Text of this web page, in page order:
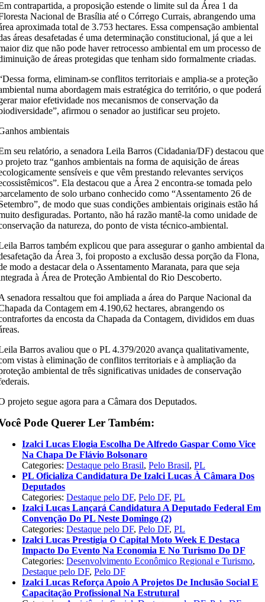
contrapartida, a proposição estende o limite sul da Área 1 da
Nacional de Brasília até o Córrego Currais, abrangendo uma
aproximada total de 3.753 hectares. Essa compensação ambiental
áreas desafetadas é uma determinação constitucional, já que a lei
diz que não pode haver retrocesso ambiental em um processo de
de áreas protegidas que tenham sido formalmente criadas.
forma, eliminam-se conflitos territoriais e amplia-se a proteção
numa abordagem mais estratégica do território, o que poderá
maior efetividade nos mecanismos de conservação da
afirmou o senador ao justificar seu projeto.
ambientais
seu relatório, a senadora Leila Barros (Cidadania/DF) destacou que
projeto traz “ganhos ambientais na forma de aquisição de áreas
sensíveis e que vêm prestando relevantes serviços
Ela destacou que a Área 2 encontra-se tomada pelo
de solo urbano conhecido como “Assentamento 26 de
de modo que suas condições ambientais originais estão há
desfiguradas. Portanto, não há razão mantê-la como unidade de
da natureza, do ponto de vista técnico-ambiental.
Barros também explicou que para assegurar o ganho ambiental da
da Área 3, foi proposto a exclusão dessa porção da Flona,
modo a destacar dela o Assentamento Maranata, para que seja
à Área de Proteção Ambiental do Rio Descoberto.
senadora ressaltou que foi ampliada a área do Parque Nacional da
da Contagem em 4.190,62 hectares, abrangendo os
da encosta da Chapada da Contagem, divididos em duas
Barros avaliou que o PL 4.379/2020 avança qualitativamente,
vistas à eliminação de conflitos territoriais e à ampliação da
ambiental de três significativas unidades de conservação
projeto segue agora para a Câmara dos Deputados.
Pode Querer Ler Também:
Izalci Lucas Elogia Escolha De Alfredo Gaspar Como Vice
Na Chapa De Flávio Bolsonaro
Categories:Destaque pelo Brasil,Pelo Brasil,PL
PL Oficializa Candidatura De Izalci Lucas À Câmara Dos
Deputados
Categories:Destaque pelo DF,Pelo DF,PL
Izalci Lucas Lançará Candidatura A Deputado Federal Em
Convenção Do PL Neste Domingo (2)
Categories:Destaque pelo DF,Pelo DF,PL
Izalci Lucas Prestigia O Capital Moto Week E Destaca
Impacto Do Evento Na Economia E No Turismo Do DF
Categories:Desenvolvimento Econômico Regional e Turismo,
Destaque pelo DF,Pelo DF
Izalci Lucas Reforça Apoio A Projetos De Inclusão Social E
Capacitação Profissional Na Estrutural